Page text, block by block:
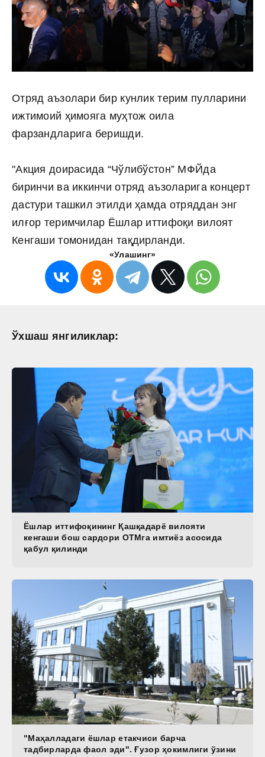
Отряд аъзолари бир кунлик терим пулларини
ижтимоий ҳимояга муҳтож оила
фарзандларига беришди.
"Акция доирасида “Чўлибўстон” МФЙда
биринчи ва иккинчи отряд аъзоларига концерт
дастури ташкил этилди ҳамда отряддан энг
илғор теримчилар Ёшлар иттифоқи вилоят
Кенгаши томонидан тақдирланди.
«Улашинг»
Ўхшаш янгиликлар:
Ёшлар иттифоқининг Қашқадарё вилояти
кенгаши бош сардори ОТМга имтиёз асосида
қабул қилинди
"Маҳалладаги ёшлар етакчиси барча
тадбирларда фаол эди". Ғузор ҳокимлиги ўзини